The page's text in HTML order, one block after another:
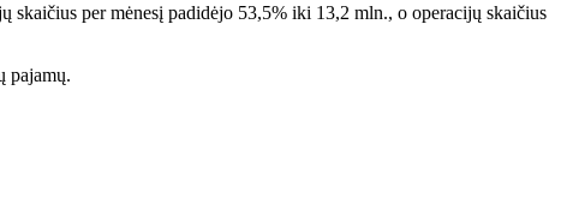
per mėnesį padidėjo 53,5% iki 13,2 mln., o operacijų skaičius
pajamų.